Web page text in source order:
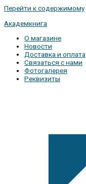
Перейти к содержимому
Академкнига
О магазине
Новости
Доставка и оплата
Связаться с нами
Фотогалерея
Реквизиты